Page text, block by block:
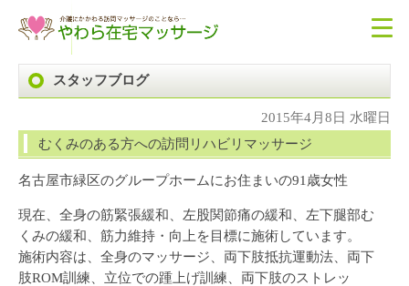
スタッフブログ
2015年4月8日 水曜日
むくみのある方への訪問リハビリマッサージ
名古屋市緑区のグループホームにお住まいの91歳女性
現在、全身の筋緊張緩和、左股関節痛の緩和、左下腿部む
くみの緩和、筋力維持・向上を目標に施術しています。
施術内容は、全身のマッサージ、両下肢抵抗運動法、両下
肢ROM訓練、立位での踵上げ訓練、両下肢のストレッ